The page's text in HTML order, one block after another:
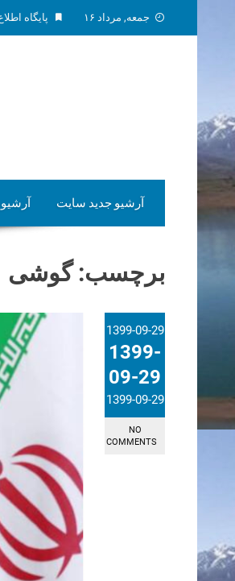
جمعه, مرداد ۱۶ پایگاه
آرشیو جدید سایت
برچسب:گوشی
1399-09-29
1399-
09-29
1399-09-29
NO
COMMENTS